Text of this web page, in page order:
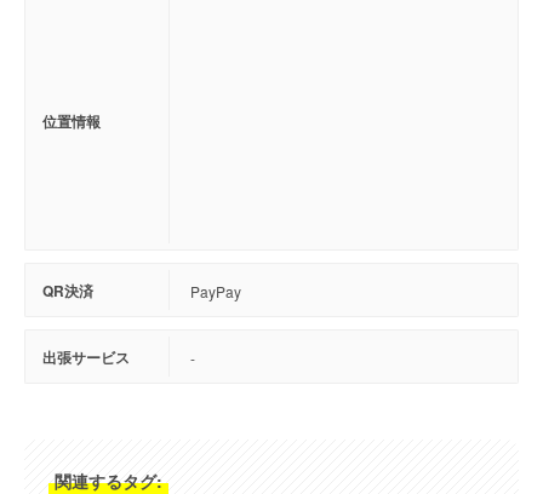
位置情報
QR決済 PayPay
出張サービス -
関連するタグ: